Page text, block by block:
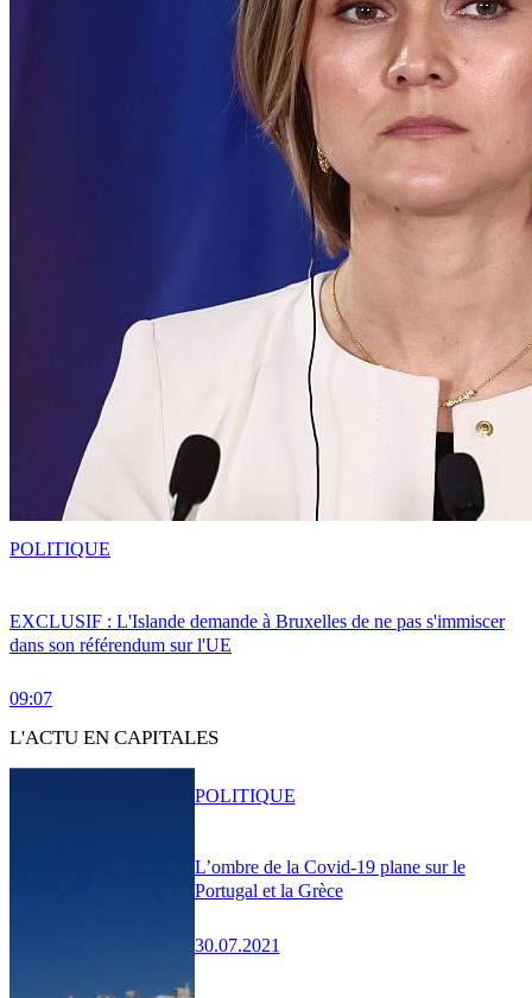
EXCLUSIF : L'Islande demande à Bruxelles de ne pas s'immiscer
dans son référendum sur l'UE
09:07
POLITIQUE
L'ACTU EN CAPITALES
L’ombre de la Covid-19 plane sur le
Portugal et la Grèce
30.07.2021
POLITIQUE